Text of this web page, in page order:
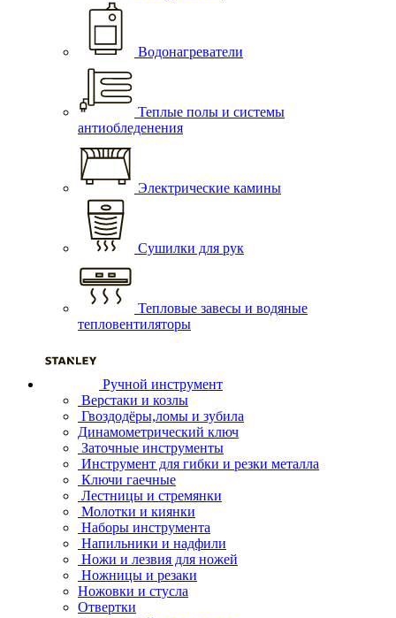
Водонагреватели
Теплые полы и системы
антиобледенения
Электрические камины
Сушилки для рук
Тепловые завесы и водяные
тепловентиляторы
Ручной инструмент
Верстаки и козлы
Гвоздодёры,ломы и зубила
Динамометрический ключ
Заточные инструменты
Инструмент для гибки и резки металла
Ключи гаечные
Лестницы и стремянки
Молотки и киянки
Наборы инструмента
Напильники и надфили
Ножи и лезвия для ножей
Ножницы и резаки
Ножовки и стусла
Отвертки